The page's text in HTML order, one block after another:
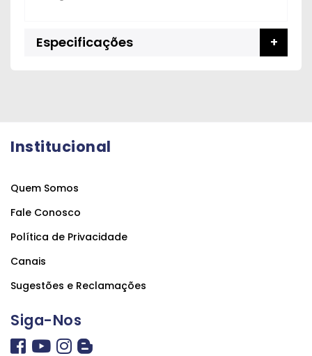
Especificações
Institucional
Quem Somos
Fale Conosco
Política de Privacidade
Canais
Sugestões e Reclamações
Siga-Nos